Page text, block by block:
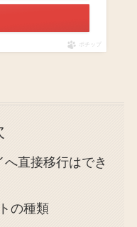
ポチップ
直接移行はでき
の種類